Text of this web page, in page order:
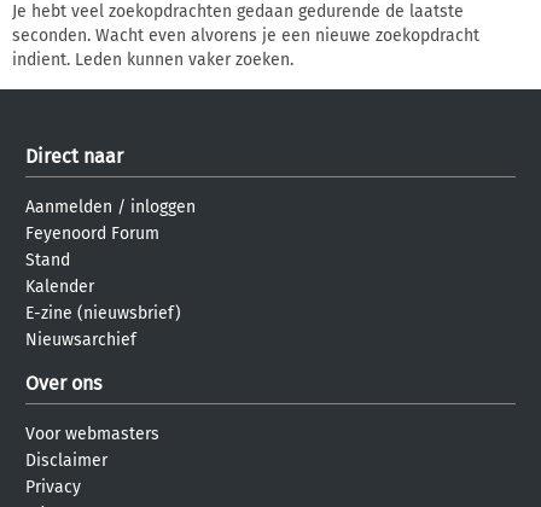
Je hebt veel zoekopdrachten gedaan gedurende de laatste
seconden. Wacht even alvorens je een nieuwe zoekopdracht
indient. Leden kunnen vaker zoeken.
Direct naar
Aanmelden / inloggen
Feyenoord Forum
Stand
Kalender
E-zine (nieuwsbrief)
Nieuwsarchief
Over ons
Voor webmasters
Disclaimer
Privacy